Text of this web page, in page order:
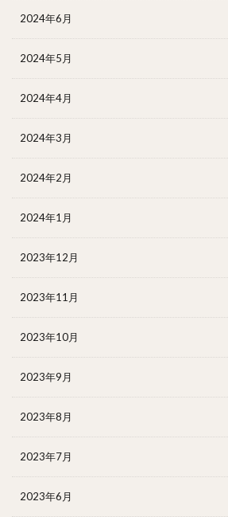
2024年6月
2024年5月
2024年4月
2024年3月
2024年2月
2024年1月
2023年12月
2023年11月
2023年10月
2023年9月
2023年8月
2023年7月
2023年6月